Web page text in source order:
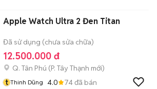
Apple Watch Ultra 2 Đen Titan
Đã sử dụng (chưa sửa chữa)
12.500.000 đ
Q. Tân Phú (P. Tây Thạnh mới)
t Thinh Dũng 4.0 74đã bán